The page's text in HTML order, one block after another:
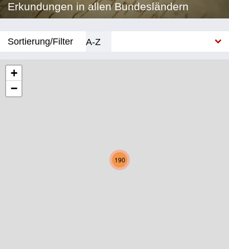
Erkundungen in allen Bundesländern
Sortierung/Filter
A-Z
Niederösterreich
Oberösterreich
190
+
−